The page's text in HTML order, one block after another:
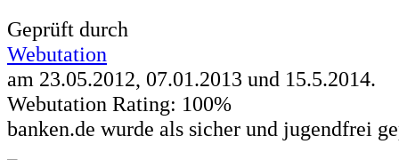
Geprüft durch
Webutation
am 23.05.2012, 07.01.2013 und 15.5.2014.
Webutation Rating: 100%
banken.de wurde als sicher und jugendfrei